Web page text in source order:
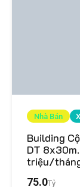
Nhà Bán
Building
DT 8x30m.
triệu/
75.0Tỷ